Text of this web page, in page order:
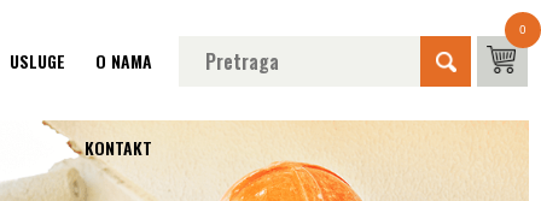
USLUGE O NAMA
KONTAKT
0